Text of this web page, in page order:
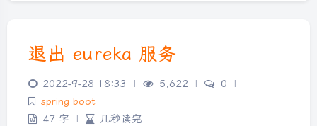
退出 eureka 服务
2022-9-28 18:33 | 5,622 | 0
|
spring boot
47 字
| 几秒读完